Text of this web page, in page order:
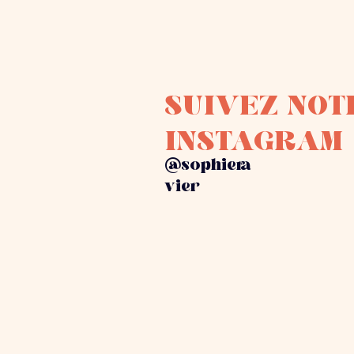
SUIVEZ
INSTAGRAM
@sophiera
vier